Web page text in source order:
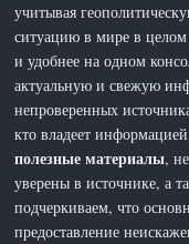
учитывая
ситуацию в мире в целом
и удобнее на одном
актуальную и свежую
непроверенных
кто владеет
полезные материалы,
уверены в источнике, а
подчеркиваем, что
предоставление